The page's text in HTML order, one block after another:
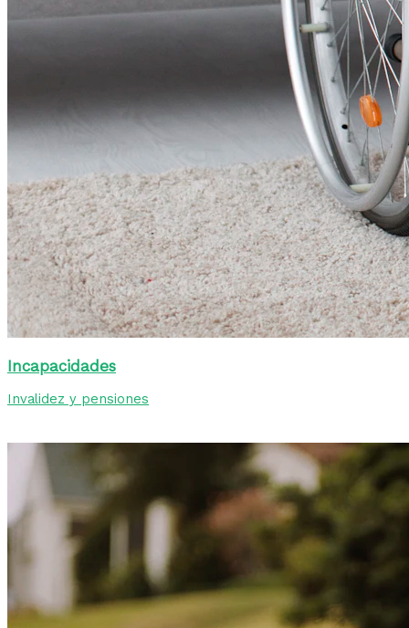
Incapacidades
Invalidez y pensiones